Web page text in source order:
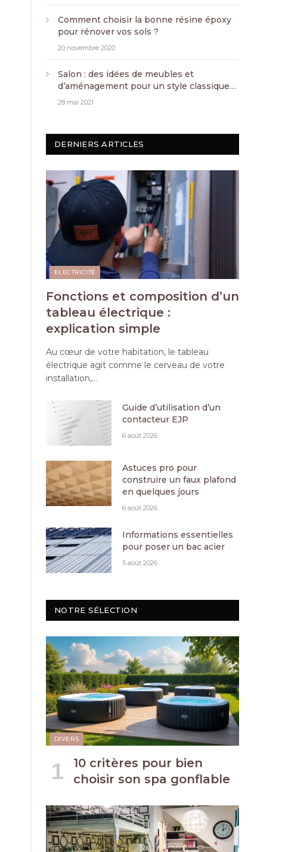
Comment choisir la bonne résine époxy
pour rénover vos sols ?
20 novembre 2020
Salon : des idées de meubles et
d’aménagement pour un style classique
chic
28 mai 2021
DERNIERS ARTICLES
ELECTRICITÉ
Fonctions et composition d’un
tableau électrique :
explication simple
Au cœur de votre habitation, le tableau
électrique agit comme le cerveau de votre
installation,…
Guide d’utilisation d’un
contacteur EJP
6 août 2026
Astuces pro pour
construire un faux plafond
en quelques jours
6 août 2026
Informations essentielles
pour poser un bac acier
5 août 2026
NOTRE SÉLECTION
DIVERS
10 critères pour bien
choisir son spa gonflable